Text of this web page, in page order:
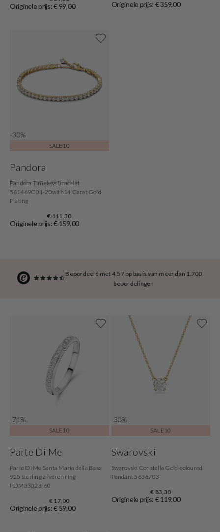
Beoordeeld met 4,57 op basis van meer dan 1.700
beoordelingen
Originele prijs: € 99,00 Originele prijs: € 359,00
-30%
SALE10
Pandora
Pandora Timeless Bracelet
561469C01-20with14 Carat Gold
Plating
€ 111,30
Originele prijs: € 159,00
-71%
SALE10
Parte Di Me
Parte Di Me Santa Maria della Base
925 sterling zilveren ring
PDM33023-60
€ 17,00
Originele prijs: € 59,00
-30%
SALE10
Swarovski
Swarovski Constella Gold-coloured
Pendant 5636703
€ 83,30
Originele prijs: € 119,00